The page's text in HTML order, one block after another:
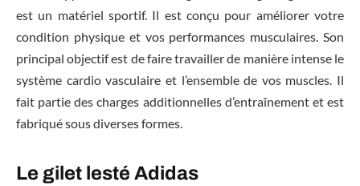
est un matériel sportif. Il est conçu pour améliorer votre
condition physique et vos performances musculaires. Son
principal objectif est de faire travailler de manière intense le
système cardio vasculaire et l’ensemble de vos muscles. Il
fait partie des charges additionnelles d’entraînement et est
fabriqué sous diverses formes.
Le gilet lesté Adidas